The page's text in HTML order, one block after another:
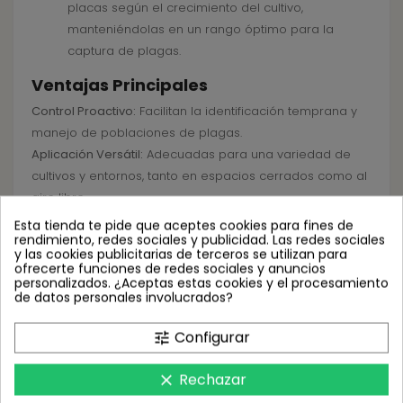
placas según el crecimiento del cultivo,
manteniéndolas en un rango óptimo para la
captura de plagas.
Ventajas Principales
Control Proactivo: Facilitan la identificación temprana y
manejo de poblaciones de plagas.
Aplicación Versátil: Adecuadas para una variedad de
cultivos y entornos, tanto en espacios cerrados como al
aire libre.
Instalación Sencilla: Su tamaño y sistema de suspensión
integrado simplifican el proceso de colocación,
ahorrando tiempo y esfuerzo.
Preguntas Frecuentes
¿Estas placas afectan a los insectos beneficiosos?
Aunque están diseñadas para atraer específicamente a
las plagas, es posible que atrapen algunos insectos
Esta tienda te pide que aceptes cookies para fines de
rendimiento, redes sociales y publicidad. Las redes sociales
y las cookies publicitarias de terceros se utilizan para
ofrecerte funciones de redes sociales y anuncios
personalizados. ¿Aceptas estas cookies y el procesamiento
de datos personales involucrados?
tune Configurar
clear Rechazar